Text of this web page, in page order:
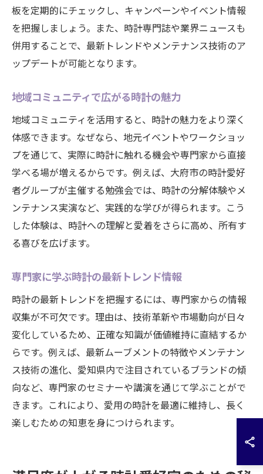
板を定期的にチェックし、キャンペーンやイベント情報
を把握しましょう。また、時計専門誌や業界ニュースも
併用することで、最新トレンドやメンテナンス技術のア
ップデートが可能となります。
地域コミュニティで広がる時計の魅力
地域コミュニティを活用すると、時計の魅力をより深く
体感できます。なぜなら、地元イベントやワークショッ
プを通じて、実際に時計に触れる機会や専門家から直接
学べる場が増えるからです。例えば、大府市の時計愛好
者グループが主催する勉強会では、時計の分解体験やメ
ンテナンス実演など、実践的な学びが得られます。こう
した体験は、時計への理解と愛着をさらに高め、所有す
る喜びを広げます。
専門家に学ぶ時計の最新トレンド情報
時計の最新トレンドを把握するには、専門家からの情報
収集が不可欠です。理由は、技術革新や市場動向が日々
変化しているため、正確な知識が価値維持に直結するか
らです。例えば、最新ムーブメントの特徴やメンテナン
ス技術の進化、愛知県内で注目されているブランドの傾
向など、専門家のセミナーや講演を通じて学ぶことがで
きます。これにより、愛用の時計を最適に維持し、長く
楽しむための知恵を身につけられます。